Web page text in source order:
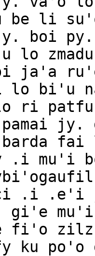
be li
boi py.
lo
ja'a
lo bi'u
lo ri
.i mu'i
.i .e'i
gi'e
fi'o
fy ku